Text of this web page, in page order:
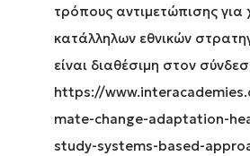
τρόπους αντιμετώπισης για
κατάλληλων εθνικών
είναι διαθέσιμη στον
https://
mate-change-adaptation-
study-systems-based-